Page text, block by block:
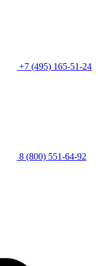
+7 (495) 165-51-24
8 (800) 551-64-92